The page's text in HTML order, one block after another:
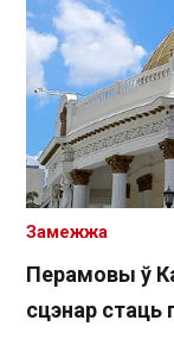
Перамовы ў
сцэнар стаць
Замежжа